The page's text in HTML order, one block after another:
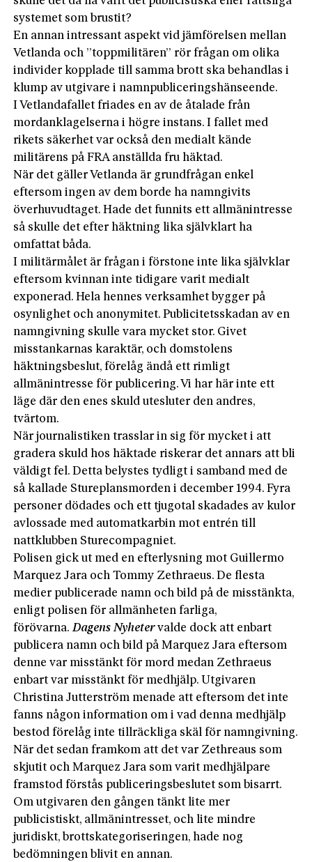
systemet som brustit?
En annan intressant aspekt vid jämförelsen mellan
Vetlanda och ”toppmilitären” rör frågan om olika
individer kopplade till samma brott ska behandlas i
klump av utgivare i namnpubliceringshänseende.
I Vetlandafallet friades en av de åtalade från
mordanklagelserna i högre instans. I fallet med
rikets säkerhet var också den medialt kände
militärens på FRA anställda fru häktad.
När det gäller Vetlanda är grundfrågan enkel
eftersom ingen av dem borde ha namngivits
överhuvudtaget. Hade det funnits ett allmänintresse
så skulle det efter häktning lika självklart ha
omfattat båda.
I militärmålet är frågan i förstone inte lika självklar
eftersom kvinnan inte tidigare varit medialt
exponerad. Hela hennes verksamhet bygger på
osynlighet och anonymitet. Publicitetsskadan av en
namngivning skulle vara mycket stor. Givet
misstankarnas karaktär, och domstolens
häktningsbeslut, förelåg ändå ett rimligt
allmänintresse för publicering. Vi har här inte ett
läge där den enes skuld utesluter den andres,
tvärtom.
När journalistiken trasslar in sig för mycket i att
gradera skuld hos häktade riskerar det annars att bli
väldigt fel. Detta belystes tydligt i samband med de
så kallade Stureplansmorden i december 1994. Fyra
personer dödades och ett tjugotal skadades av kulor
avlossade med automatkarbin mot entrén till
nattklubben Sturecompagniet.
Polisen gick ut med en efterlysning mot Guillermo
Marquez Jara och Tommy Zethraeus. De flesta
medier publicerade namn och bild på de misstänkta,
enligt polisen för allmänheten farliga,
förövarna.Dagens Nyhetervalde dock att enbart
publicera namn och bild på Marquez Jara eftersom
denne var misstänkt för mord medan Zethraeus
enbart var misstänkt för medhjälp. Utgivaren
Christina Jutterström menade att eftersom det inte
fanns någon information om i vad denna medhjälp
bestod förelåg inte tillräckliga skäl för namngivning.
När det sedan framkom att det var Zethreaus som
skjutit och Marquez Jara som varit medhjälpare
framstod förstås publiceringsbeslutet som bisarrt.
Om utgivaren den gången tänkt lite mer
publicistiskt, allmänintresset, och lite mindre
juridiskt, brottskategoriseringen, hade nog
bedömningen blivit en annan.